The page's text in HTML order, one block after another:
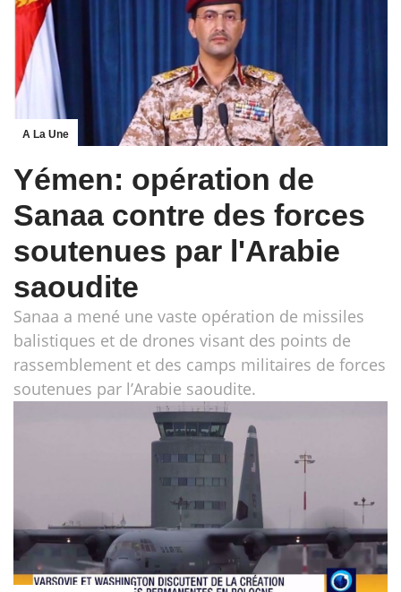
A La Une
Yémen: opération de
Sanaa contre des forces
soutenues par l'Arabie
saoudite
Sanaa a mené une vaste opération de missiles
balistiques et de drones visant des points de
rassemblement et des camps militaires de forces
soutenues par l’Arabie saoudite.